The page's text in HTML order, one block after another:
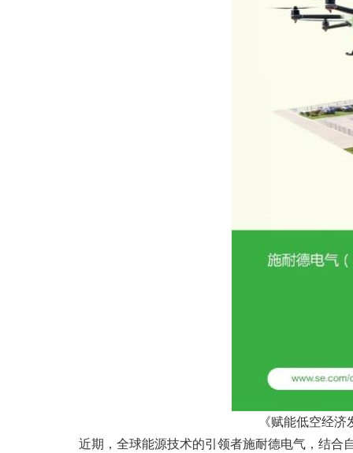
《赋能低空经
近期，全球能源技术的引领者施耐德电气，结合